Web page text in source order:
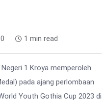
0 1 min read
1 Kroya memperoleh
pada ajang perlombaan
Youth Gothia Cup 2023 di